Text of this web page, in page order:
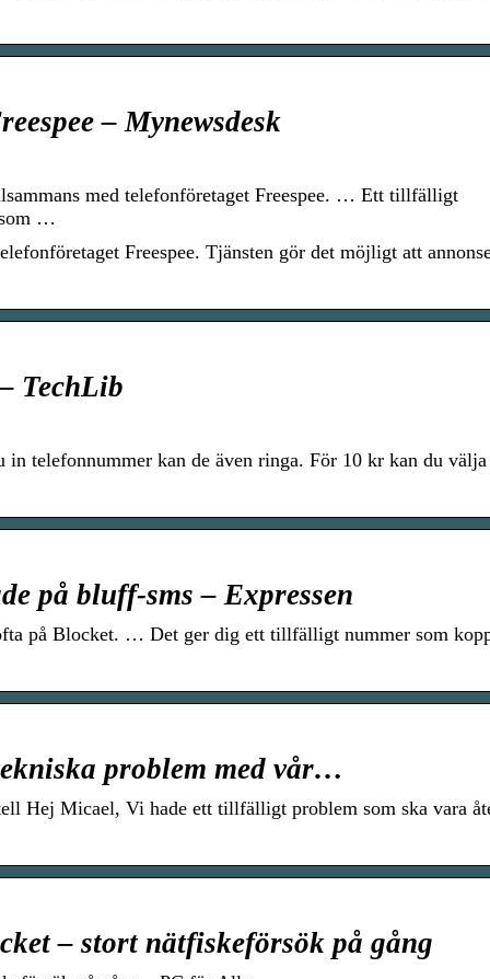
– Mynewsdesk
med telefonföretaget Freespee. … Ett tillfälligt
…
Freespee. Tjänsten gör det möjligt att
TechLib
in telefonnummer kan de även ringa. För 10 kr kan du
på bluff-sms – Expressen
på Blocket. … Det ger dig ett tillfälligt nummer som
problem med vår…
Hej Micael, Vi hade ett tillfälligt problem som ska vara
– stort nätfiskeförsök på gång